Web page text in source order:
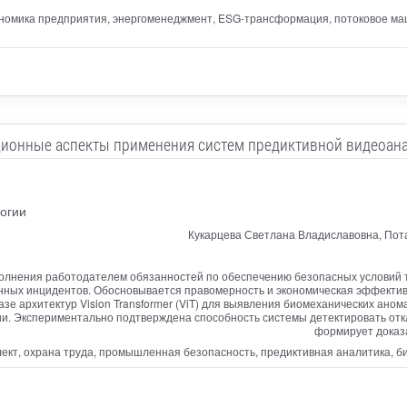
предприятия, энергоменеджмент, ESG-трансформация, потоковое
аспекты применения систем предиктивной
Кукарцева Светлана Владиславовна,
работодателем обязанностей по обеспечению безопасных условий
инцидентов. Обосновывается правомерность и экономическая
архитектур Vision Transformer (ViT) для выявления биомеханических
подтверждена способность системы детектировать
формирует
охрана труда, промышленная безопасность, предиктивная аналитика,